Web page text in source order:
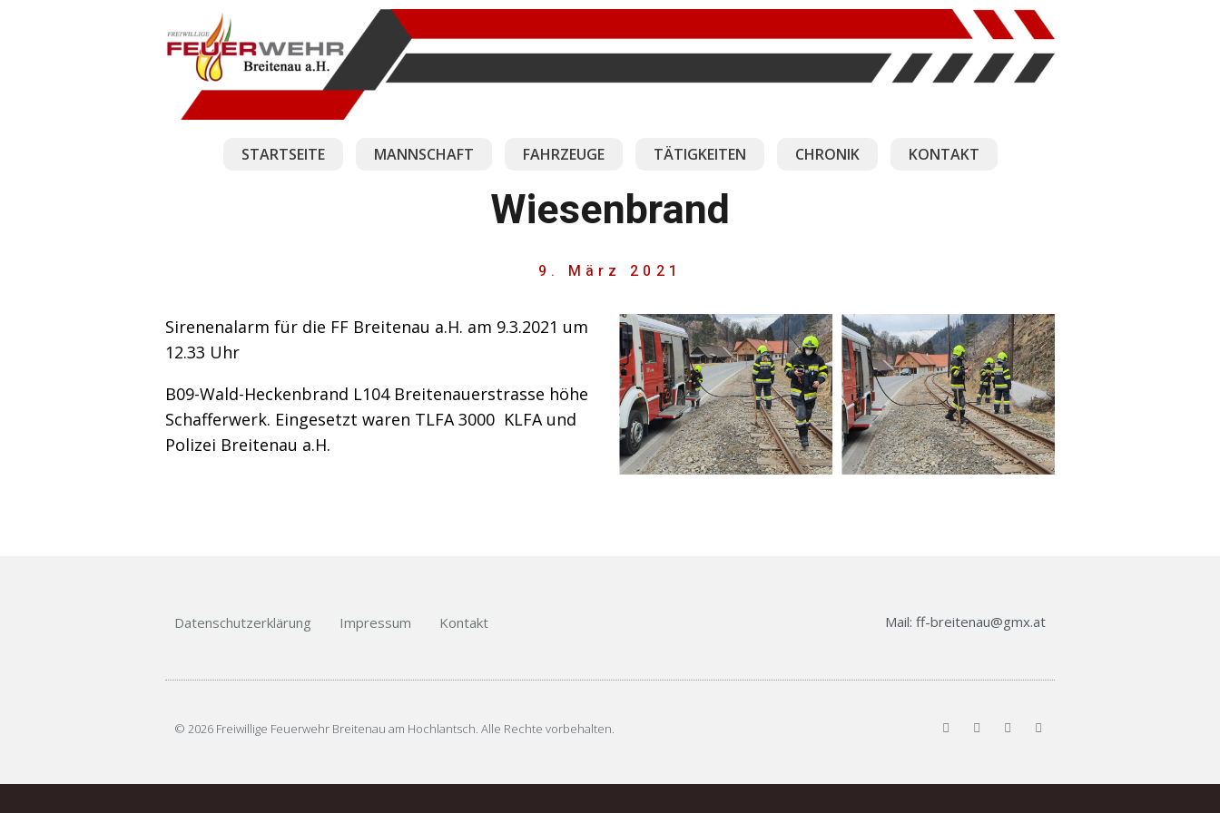
STARTSEITE MANNSCHAFT FAHRZEUGE TÄTIGKEITEN CHRONIK KONTAKT
Wiesenbrand
9. März 2021
Sirenenalarm für die FF Breitenau a.H. am 9.3.2021 um
12.33 Uhr
B09-Wald-Heckenbrand L104 Breitenauerstrasse höhe
Schafferwerk. Eingesetzt waren TLFA 3000 KLFA und
Polizei Breitenau a.H.
Datenschutzerklärung Impressum Kontakt Mail: ff-breitenau@gmx.at
© 2026 Freiwillige Feuerwehr Breitenau am Hochlantsch. Alle Rechte vorbehalten.